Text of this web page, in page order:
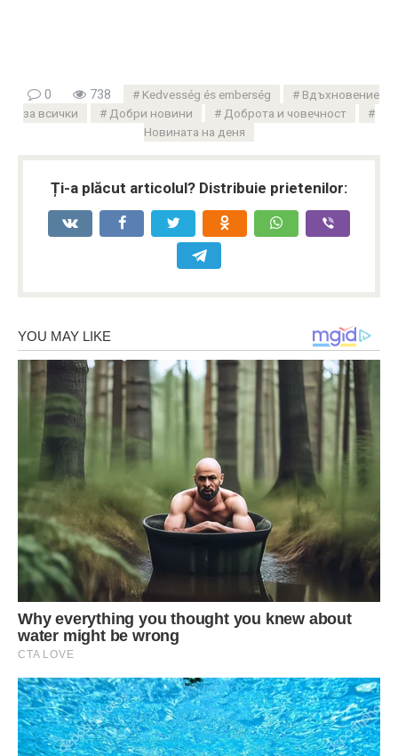
0 738 Kedvesség és emberség
Вдъхновение
за всички
Добри новини
Доброта и човечност
Новината на деня
Ți-a plăcut articolul? Distribuie prietenilor: